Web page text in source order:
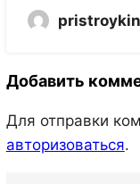
pristroykin_
Добавить
Для отправки
авторизоваться.